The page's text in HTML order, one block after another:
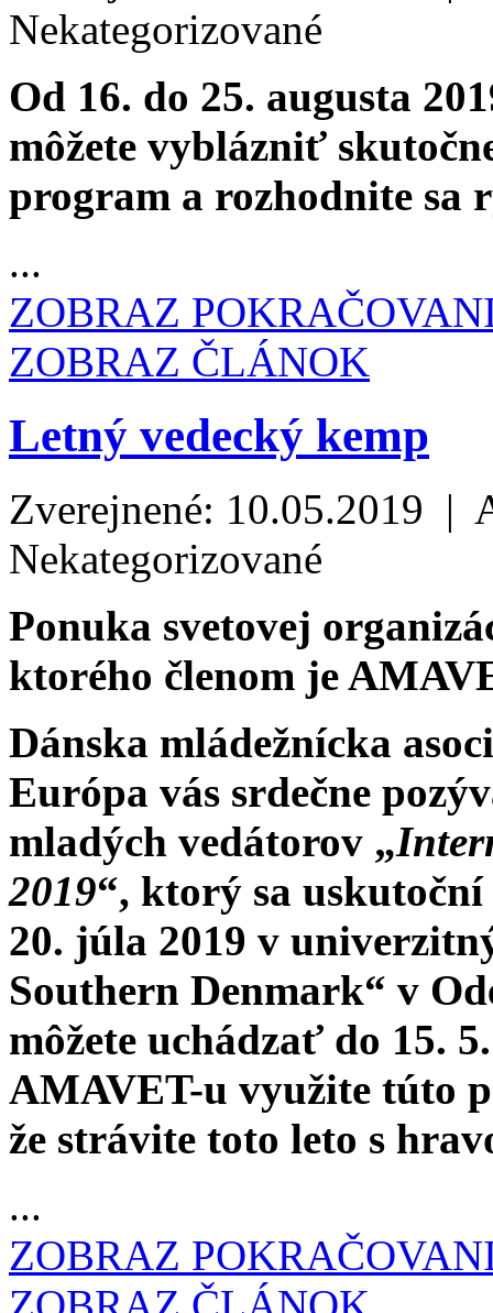
Nekategorizované
Od 16. do 25. augusta
môžete vyblázniť
program a rozhodnite sa
...
ZOBRAZ
ZOBRAZ ČLÁNOK
Letný vedecký kemp
Zverejnené: 10.05.2019 |
Nekategorizované
Ponuka svetovej
ktorého členom je
Dánska mládežnícka
Európa vás srdečne
mladých vedátorov „
2019“, ktorý sa
20. júla 2019 v
Southern Denmark“ v
môžete uchádzať do 15.
AMAVET-u využite túto
že strávite toto leto s
...
ZOBRAZ